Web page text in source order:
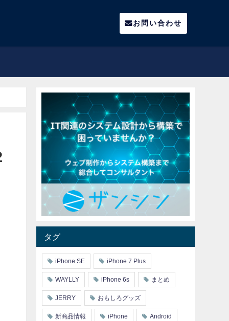
お問い合わせ
タグ
iPhone SE iPhone 7 Plus
WAYLLY iPhone 6s まとめ
JERRY おもしろグッズ
新商品情報 iPhone Android